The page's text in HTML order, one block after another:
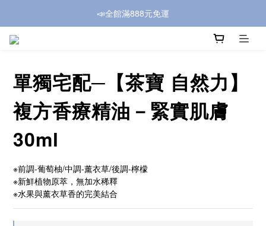
📣全館滿888元免運
單獨宅配─【茶寶 自然力】
複方香療精油－緊實肌膚
30ml
※前調-葡萄柚/中調-薰衣草/後調-檸檬
※新鮮植物原萃，無加水稀釋
※水果與薰衣草香的完美結合